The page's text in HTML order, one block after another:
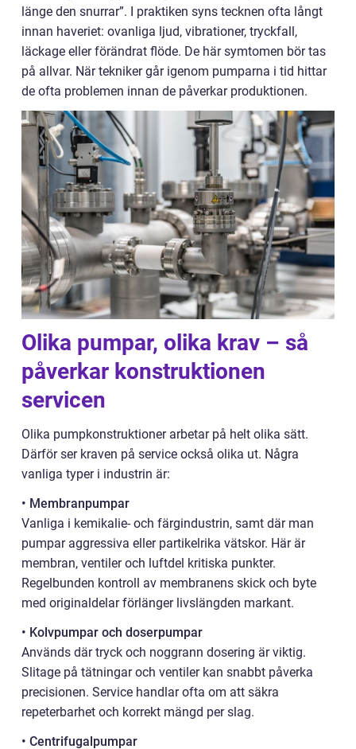
länge den snurrar”. I praktiken syns tecknen ofta långt
innan haveriet: ovanliga ljud, vibrationer, tryckfall,
läckage eller förändrat flöde. De här symtomen bör tas
på allvar. När tekniker går igenom pumparna i tid hittar
de ofta problemen innan de påverkar produktionen.
Olika pumpar, olika krav – så
påverkar konstruktionen
servicen
Olika pumpkonstruktioner arbetar på helt olika sätt.
Därför ser kraven på service också olika ut. Några
vanliga typer i industrin är:
• Membranpumpar
Vanliga i kemikalie- och färgindustrin, samt där man
pumpar aggressiva eller partikelrika vätskor. Här är
membran, ventiler och luftdel kritiska punkter.
Regelbunden kontroll av membranens skick och byte
med originaldelar förlänger livslängden markant.
• Kolvpumpar och doserpumpar
Används där tryck och noggrann dosering är viktig.
Slitage på tätningar och ventiler kan snabbt påverka
precisionen. Service handlar ofta om att säkra
repeterbarhet och korrekt mängd per slag.
• Centrifugalpumpar